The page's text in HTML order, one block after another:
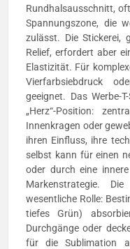
Rundhalsausschnitt,
Spannungszone, die
zulässt. Die Stickerei,
Relief, erfordert aber
Elastizität. Für
Vierfarbsiebdruck
geeignet. Das Werbe-
„Herz“-Position:
Innenkragen oder
ihren Einfluss, ihre
selbst kann für einen
oder durch eine
Markenstrategie.
wesentliche Rolle:
tiefes Grün)
Durchgänge oder
für die Sublimation